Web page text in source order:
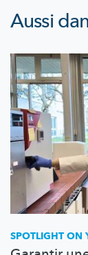
Aussi
SPOTLIGHT ON